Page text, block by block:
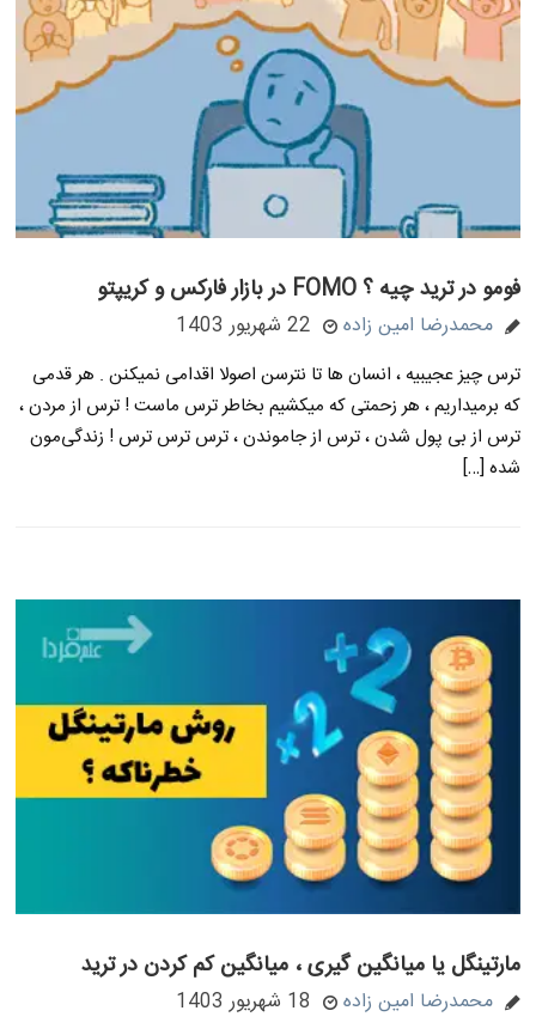
فومو در ترید چیه ؟ FOMO در بازار فارکس و کریپتو
محمدرضا امین زاده 22 شهریور 1403
ترس چیز عجیبیه ، انسان ها تا نترسن اصولا اقدامی نمیکنن . هر قدمی
که برمیداریم ، هر زحمتی که میکشیم بخاطر ترس ماست ! ترس از مردن ،
ترس از بی پول شدن ، ترس از جاموندن ، ترس ترس ترس ! زندگی‌مون
شده […]
مارتینگل یا میانگین گیری ، میانگین کم کردن در ترید
محمدرضا امین زاده 18 شهریور 1403